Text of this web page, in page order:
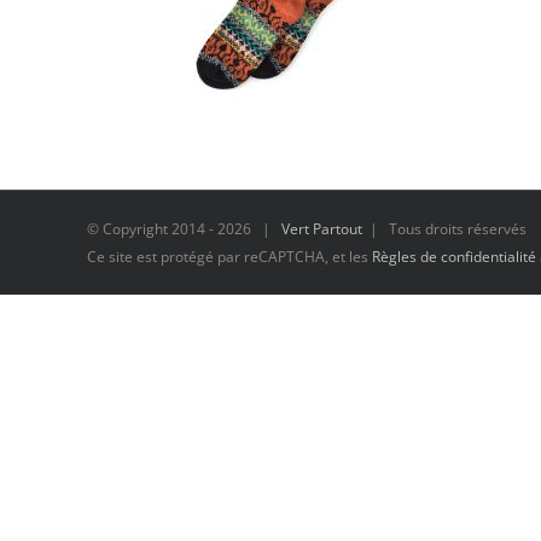
© Copyright 2014 -2026 | Vert Partout | Tous droits réservés
Ce site est protégé par reCAPTCHA, et les Règles de confidentialité